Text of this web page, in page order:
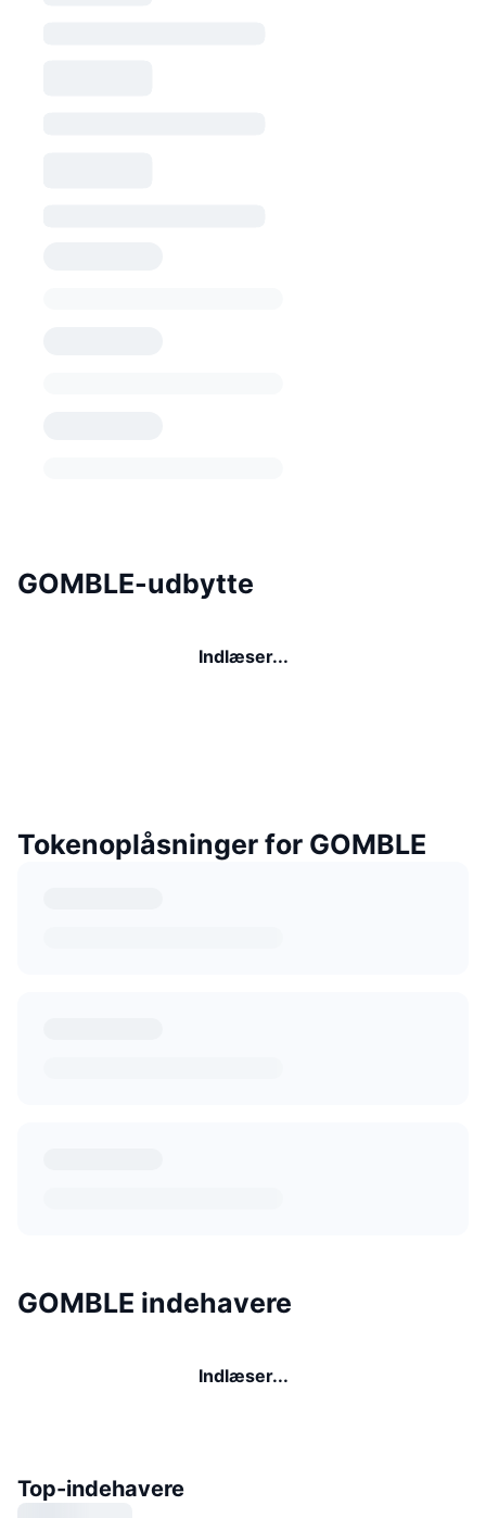
GOMBLE-udbytte
Indlæser...
Tokenoplåsninger for GOMBLE
GOMBLE indehavere
Indlæser...
Top-indehavere